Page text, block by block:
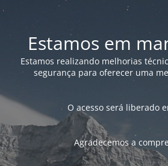
Estamos em
Estamos realizando melhorias
segurança para oferecer uma
O acesso será liberado
Agradecemos a